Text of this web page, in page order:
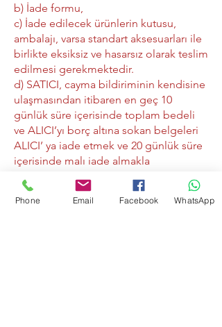
b) İade formu,
c) İade edilecek ürünlerin kutusu,
ambalajı, varsa standart aksesuarları ile
birlikte eksiksiz ve hasarsız olarak teslim
edilmesi gerekmektedir.
d) SATICI, cayma bildiriminin kendisine
ulaşmasından itibaren en geç 10
günlük süre içerisinde toplam bedeli
ve ALICI’yı borç altına sokan belgeleri
ALICI’ ya iade etmek ve 20 günlük süre
içerisinde malı iade almakla
yükümlüdür.
e) ALICI’ nın kusurundan kaynaklanan
bir nedenle malın değerinde bir azalma
Phone Email Facebook WhatsApp